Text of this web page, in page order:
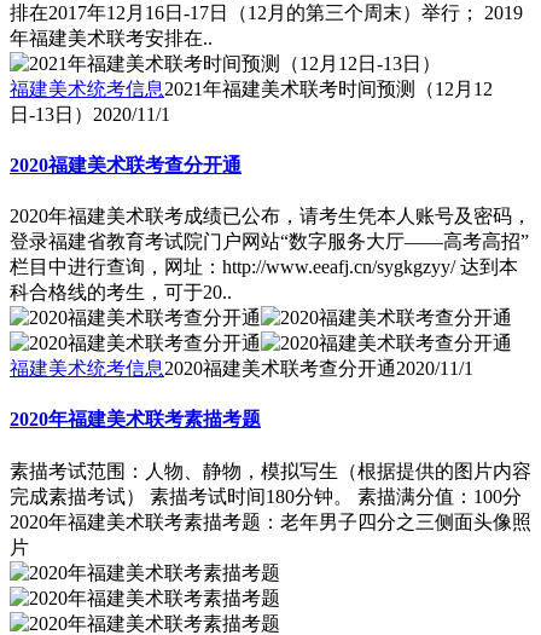
排在2017年12月16日-17日（12月的第三个周末）举行； 2019
年福建美术联考安排在..
福建美术统考信息2021年福建美术联考时间预测（12月12
日-13日） 2020/11/1
2020福建美术联考查分开通
2020年福建美术联考成绩已公布，请考生凭本人账号及密码，
登录福建省教育考试院门户网站“数字服务大厅――高考高招”
栏目中进行查询，网址：http://www.eeafj.cn/sygkgzyy/ 达到本
科合格线的考生，可于20..
福建美术统考信息2020福建美术联考查分开通2020/11/1
2020年福建美术联考素描考题
素描考试范围：人物、静物，模拟写生（根据提供的图片内容
完成素描考试） 素描考试时间180分钟。 素描满分值：100分
2020年福建美术联考素描考题：老年男子四分之三侧面头像照
片